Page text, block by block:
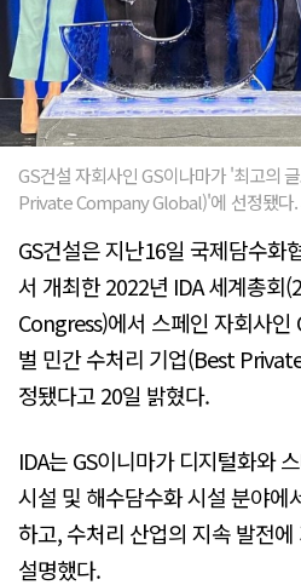
GS건설 자회사인 GS이나마가 '최고의
Private Company Global)'에 선정됐다.
GS건설은 지난16일 국제담수화
서 개최한 2022년 IDA 세계총회
Congress)에서 스페인 자회사인
벌 민간 수처리 기업(Best
정됐다고 20일 밝혔다.
IDA는 GS이니마가 디지털화와
시설 및 해수담수화 시설 분야에
하고, 수처리 산업의 지속 발전
설명했다.